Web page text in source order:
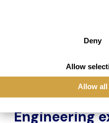
Deny
Allow
Allow all
Engineering